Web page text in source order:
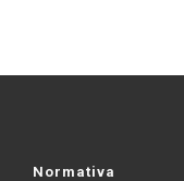
Normativa